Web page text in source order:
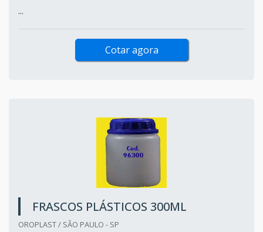
...
Cotar agora
FRASCOS PLÁSTICOS 300ML
OROPLAST / SÃO PAULO - SP